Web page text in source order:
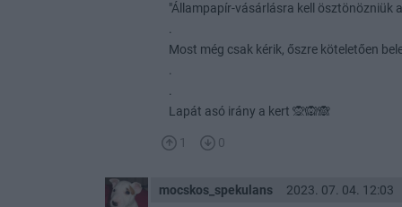
"Állampapír-vásárlásra kell ösztönözniük
.
Most még csak kérik, őszre köteletően
.
.
Lapát asó irány a kert 🙊🙉🙈
1 0
mocskos_spekulans 2023. 07. 04. 12:03